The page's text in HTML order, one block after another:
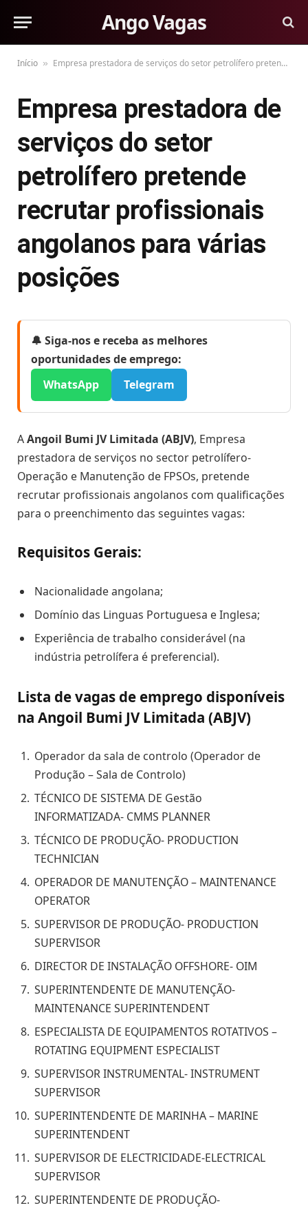
Ango Vagas
Início » Empresa prestadora de serviços do setor petrolífero pretende recrutar profissionais angolanos para várias posições
Empresa prestadora de
serviços do setor
petrolífero pretende
recrutar profissionais
angolanos para várias
posições
🔔 Siga-nos e receba as melhores
oportunidades de emprego:
WhatsApp
Telegram
AAngoil Bumi JV Limitada (ABJV), Empresa
prestadora de serviços no sector petrolífero-
Operação e Manutenção de FPSOs, pretende
recrutar profissionais angolanos com qualificações
para o preenchimento das seguintes vagas:
Requisitos Gerais:
Nacionalidade angolana;
Domínio das Linguas Portuguesa e Inglesa;
Experiência de trabalho considerável (na
indústria petrolífera é preferencial).
Lista de vagas de emprego disponíveis
na Angoil Bumi JV Limitada (ABJV)
Operador da sala de controlo (Operador de
Produção – Sala de Controlo)
TÉCNICO DE SISTEMA DE Gestão
INFORMATIZADA- CMMS PLANNER
TÉCNICO DE PRODUÇÃO- PRODUCTION
TECHNICIAN
OPERADOR DE MANUTENÇÃO – MAINTENANCE
OPERATOR
SUPERVISOR DE PRODUÇÃO- PRODUCTION
SUPERVISOR
DIRECTOR DE INSTALAÇÃO OFFSHORE- OIM
SUPERINTENDENTE DE MANUTENÇÃO-
MAINTENANCE SUPERINTENDENT
ESPECIALISTA DE EQUIPAMENTOS ROTATIVOS –
ROTATING EQUIPMENT ESPECIALIST
SUPERVISOR INSTRUMENTAL- INSTRUMENT
SUPERVISOR
SUPERINTENDENTE DE MARINHA – MARINE
SUPERINTENDENT
SUPERVISOR DE ELECTRICIDADE-ELECTRICAL
SUPERVISOR
SUPERINTENDENTE DE PRODUÇÃO-